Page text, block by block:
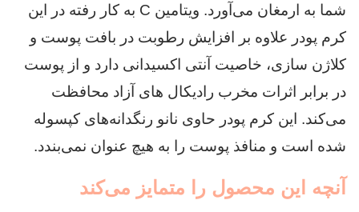
شما به ارمغان می‌آورد. ویتامین C به کار رفته در این
کرم پودر علاوه بر افزایش رطوبت در بافت پوست و
کلاژن سازی، خاصیت آنتی اکسیدانی دارد و از پوست
در برابر اثرات مخرب رادیکال های آزاد محافظت
می‌کند. این کرم پودر حاوی نانو رنگدانه‌های کپسوله
شده است و منافذ پوست را به هیچ عنوان نمی‌بندد.
آنچه این محصول را متمایز می‌کند